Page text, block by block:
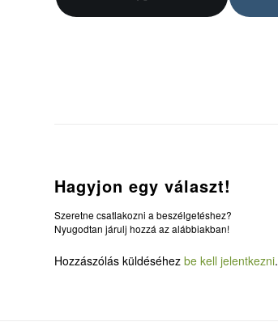
Hagyjon egy választ!
Szeretne csatlakozni a beszélgetéshez?
Nyugodtan járulj hozzá az alábbiakban!
Hozzászólás küldéséhez be kell jelentkezni.